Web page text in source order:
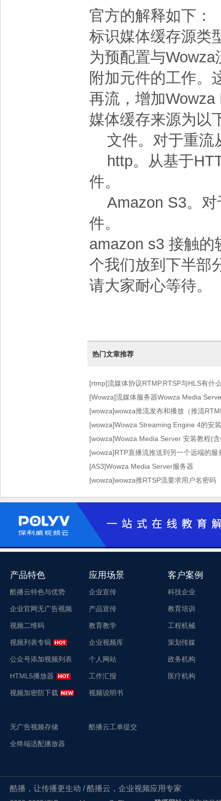
官方的解释如下：
标识媒体缓存源类
为预配置与
附加元件的工作。
再流，增加
媒体缓存来源为以
文件。对于重流
http。从基于
件。
Amazon S3。对
件。
amazon s3 接触的
个我们放到下半部
请大家耐心等待。
热门文章推荐
[rtmp]流媒体协议RTMP,RTSP与HLS有什
[Wowza]流媒体服务器Wowza Media
[wowza]wowza推流发布和播放（推流
[wowza]Wowza Streaming Engine 4的安
[wowza]Wowza Media Server 安装教程(
[wowza]RTP直播流推送到另一个远端的服
[AS3]Wowza Media Server服务器
[wowza]wowza推RTSP流要求用户名密码
产品特色
酷播云特色与优势
企业官网无广告视频
视频二维码
视频列表专辑
公众号添加视频列表
HTML5播放器
视频加密防下载
无广告视频存储
全终端适配播放器
应用场景
企业宣传
产品宣传
教育教学
企业视频库
个人网站
工作汇报
视频说明书
酷播云工单提交
客户案例
科技企业
教育培训
工程机械
策划传媒
政务机构
医疗机构
酷播，让传播更生动 / 酷播云，企业视频应用专家